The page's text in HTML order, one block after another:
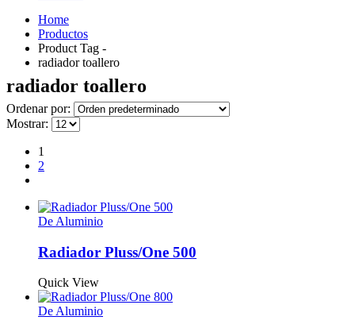
Home
Productos
Product Tag -
radiador toallero
radiador toallero
Ordenar por:
Mostrar:
1
2
De Aluminio
Radiador Pluss/One 500
Quick View
De Aluminio